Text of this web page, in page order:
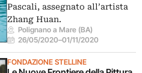
Pascali, assegnato all’artista
Zhang Huan.
Polignano a Mare (BA)
26/05/2020–01/11/2020
FONDAZIONE STELLINE